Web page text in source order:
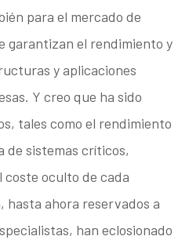
para el mercado de
garantizan el rendimiento y
y aplicaciones
Y creo que ha sido
tales como el rendimiento
de sistemas críticos,
coste oculto de cada
ahora reservados a
han eclosionado